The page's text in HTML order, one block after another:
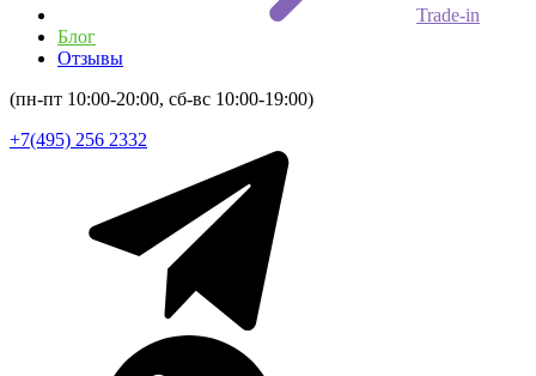
Trade-in
Блог
Отзывы
(пн-пт 10:00-20:00, сб-вс 10:00-19:00)
+7(495) 256 2332